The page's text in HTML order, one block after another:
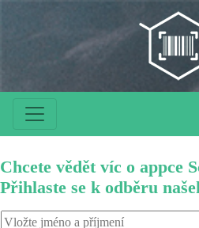
Chcete vědět víc o appce
Přihlaste se k odběru